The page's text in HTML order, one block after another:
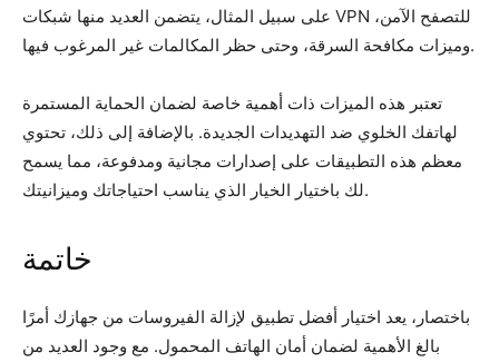
على سبيل المثال، يتضمن العديد منها شبكات VPN للتصفح الآمن،
وميزات مكافحة السرقة، وحتى حظر المكالمات غير المرغوب فيها.
تعتبر هذه الميزات ذات أهمية خاصة لضمان الحماية المستمرة
لهاتفك الخلوي ضد التهديدات الجديدة. بالإضافة إلى ذلك، تحتوي
معظم هذه التطبيقات على إصدارات مجانية ومدفوعة، مما يسمح
لك باختيار الخيار الذي يناسب احتياجاتك وميزانيتك.
خاتمة
باختصار، يعد اختيار أفضل تطبيق لإزالة الفيروسات من جهازك أمرًا
بالغ الأهمية لضمان أمان الهاتف المحمول. مع وجود العديد من